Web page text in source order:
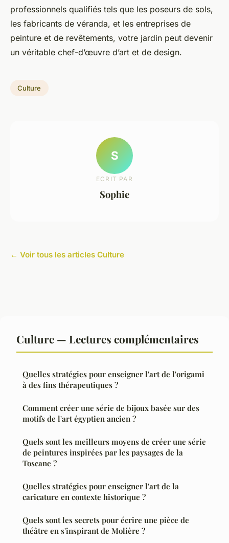
professionnels qualifiés tels que les poseurs de sols,
les fabricants de véranda, et les entreprises de
peinture et de revêtements, votre jardin peut devenir
un véritable chef-d’œuvre d’art et de design.
Culture
S
ECRIT PAR
Sophie
← Voir tous les articles Culture
Culture — Lectures complémentaires
Quelles stratégies pour enseigner l'art de l'origami
à des fins thérapeutiques ?
Comment créer une série de bijoux basée sur des
motifs de l'art égyptien ancien ?
Quels sont les meilleurs moyens de créer une série
de peintures inspirées par les paysages de la
Toscane ?
Quelles stratégies pour enseigner l'art de la
caricature en contexte historique ?
Quels sont les secrets pour écrire une pièce de
théâtre en s'inspirant de Molière ?